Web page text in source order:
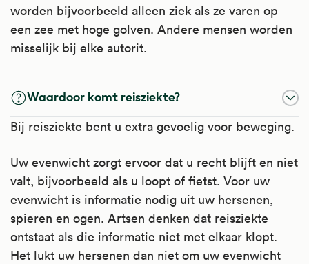
worden bijvoorbeeld alleen ziek als ze varen op
een zee met hoge golven. Andere mensen worden
misselijk bij elke autorit.
Waardoor komt reisziekte?
Bij reisziekte bent u extra gevoelig voor beweging.
Uw evenwicht zorgt ervoor dat u recht blijft en niet
valt, bijvoorbeeld als u loopt of fietst. Voor uw
evenwicht is informatie nodig uit uw hersenen,
spieren en ogen. Artsen denken dat reisziekte
ontstaat als die informatie niet met elkaar klopt.
Het lukt uw hersenen dan niet om uw evenwicht